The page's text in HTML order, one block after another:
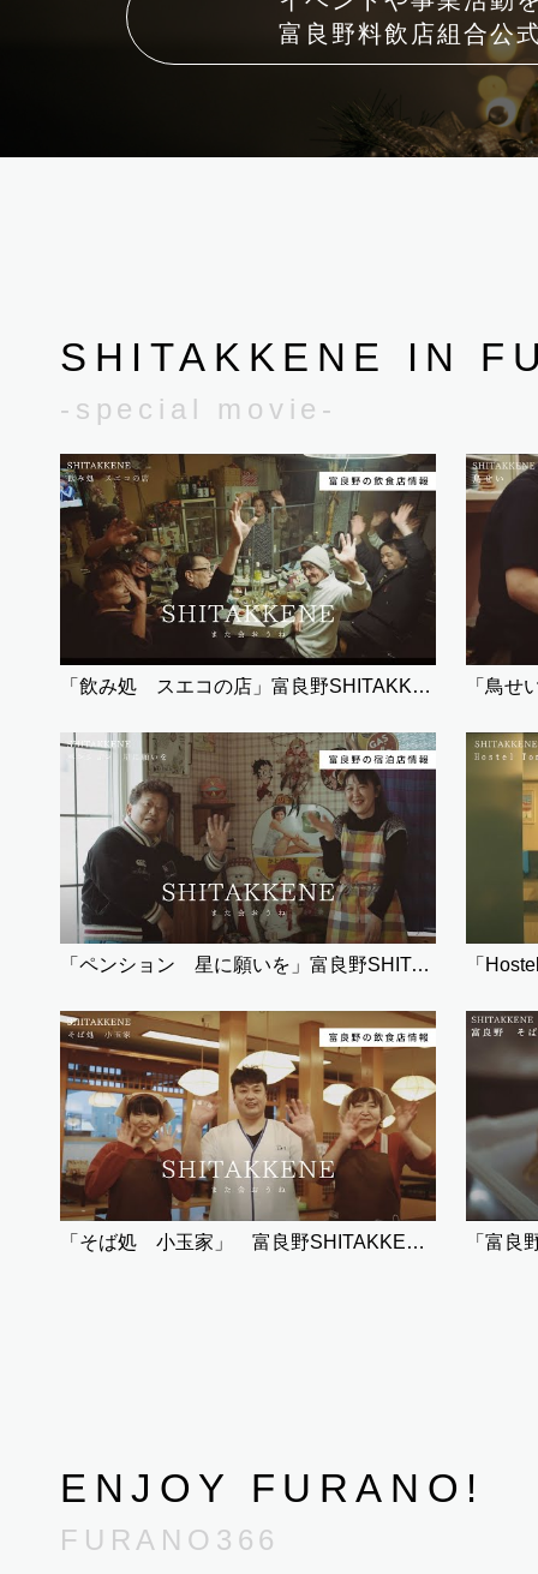
富良野料飲店組合公
SHITAKKENE IN
-special movie-
「飲み処 スエコの店」富良野SHITAKKENE（飲食） 「鳥せ
「ペンション 星に願いを」富良野SHITAKKENE（宿泊）
「そば処 小玉家」 富良野SHITAKKENE（飲食）
ENJOY FURANO!
FURANO366